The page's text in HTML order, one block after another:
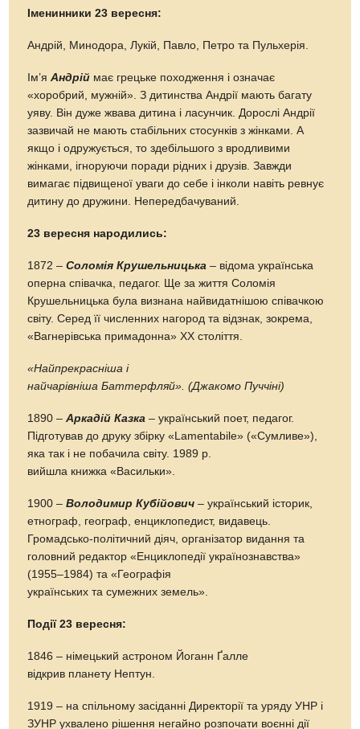
Іменинники 23 вересня:
Андрій, Минодора, Лукій, Павло, Петро та Пульхерія.
Ім’яАндрій має грецьке походження і означає
«хоробрий, мужній». З дитинства Андрії мають багату
уяву. Він дуже жвава дитина і ласунчик. Дорослі Андрії
зазвичай не мають стабільних стосунків з жінками. А
якщо і одружується, то здебільшого з вродливими
жінками, ігноруючи поради рідних і друзів. Завжди
вимагає підвищеної уваги до себе і інколи навіть ревнує
дитину до дружини. Непередбачуваний.
23 вересня народились:
1872 –Соломія Крушельницька – відома українська
оперна співачка, педагог. Ще за життя Соломія
Крушельницька була визнана найвидатнішою співачкою
світу. Серед її численних нагород та відзнак, зокрема,
«Вагнерівська примадонна» ХХ століття.
«Найпрекрасніша і
найчарівніша Баттерфляй». (Джакомо Пуччіні)
1890 –Аркадій Казка – український поет, педагог.
Підготував до друку збірку «Lamentabile» («Сумливе»),
яка так і не побачила світу. 1989 р.
вийшла книжка «Васильки».
1900 –Володимир Кубійович – український історик,
етнограф, географ, енциклопедист, видавець.
Громадсько-політичний діяч, організатор видання та
головний редактор «Енциклопедії українознавства»
(1955–1984) та «Географія
українських та сумежних земель».
Події 23 вересня:
1846 – німецький астроном Йоганн Ґалле
відкрив планету Нептун.
1919 – на спільному засіданні Директорії та уряду УНР і
ЗУНР ухвалено рішення негайно розпочати воєнні дії